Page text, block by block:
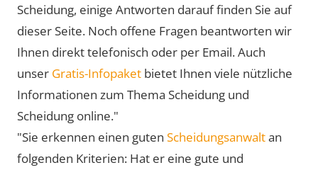
Scheidung, einige Antworten darauf finden Sie auf
dieser Seite. Noch offene Fragen beantworten wir
Ihnen direkt telefonisch oder per Email. Auch
unser Gratis-Infopaket bietet Ihnen viele nützliche
Informationen zum Thema Scheidung und
Scheidung online."
"Sie erkennen einen guten Scheidungsanwaltan
folgenden Kriterien: Hat er eine gute und